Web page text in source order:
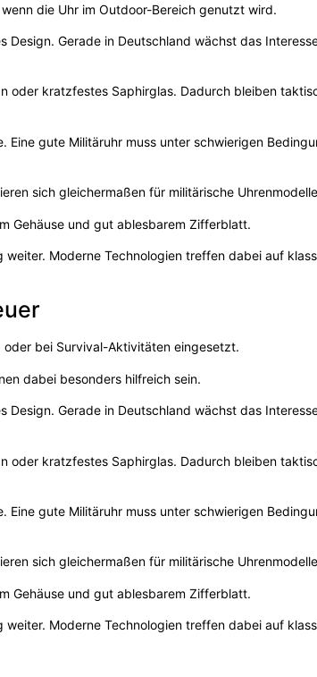
die Uhr im Outdoor-Bereich genutzt wird.
Gerade in Deutschland wächst das
oder kratzfestes Saphirglas. Dadurch bleiben
gute Militäruhr muss unter schwierigen
sich gleichermaßen für militärische
Gehäuse und gut ablesbarem Zifferblatt.
Moderne Technologien treffen dabei auf
bei Survival-Aktivitäten eingesetzt.
dabei besonders hilfreich sein.
Gerade in Deutschland wächst das
oder kratzfestes Saphirglas. Dadurch bleiben
gute Militäruhr muss unter schwierigen
sich gleichermaßen für militärische
Gehäuse und gut ablesbarem Zifferblatt.
Moderne Technologien treffen dabei auf